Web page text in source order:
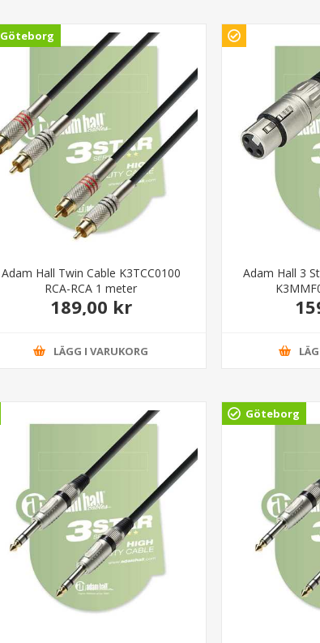
Göteborg
Adam Hall Twin Cable K3TCC0100
RCA-RCA 1 meter
189,00 kr
LÄGG I VARUKORG
Adam Hall 3
Göteborg